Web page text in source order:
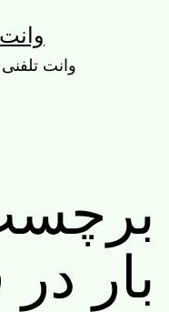
وانت
بار